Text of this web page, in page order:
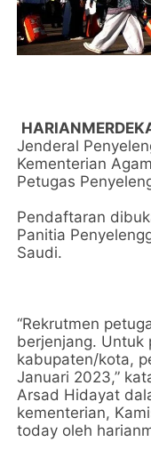
Jenderal
Kementerian
Petugas
Pendaftaran
Panitia
Saudi.
“Rekrutmen
berjenjang. Untuk
kabupaten/kota,
Januari 2023,”
Arsad Hidayat
kementerian,
today oleh